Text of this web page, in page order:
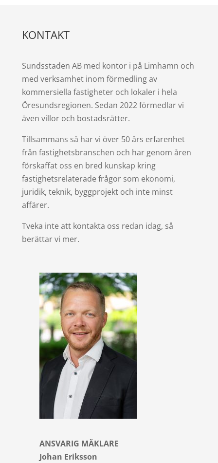
KONTAKT
Sundsstaden AB med kontor i på Limhamn och
med verksamhet inom förmedling av
kommersiella fastigheter och lokaler i hela
Öresundsregionen. Sedan 2022 förmedlar vi
även villor och bostadsrätter.
Tillsammans så har vi över 50 års erfarenhet
från fastighetsbranschen och har genom åren
förskaffat oss en bred kunskap kring
fastighetsrelaterade frågor som ekonomi,
juridik, teknik, byggprojekt och inte minst
affärer.
Tveka inte att kontakta oss redan idag, så
berättar vi mer.
ANSVARIG MÄKLARE
Johan Eriksson